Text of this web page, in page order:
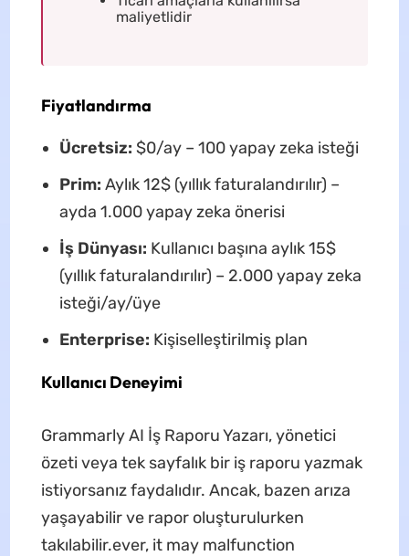
maliyetlidir
Fiyatlandırma
Ücretsiz: $0/ay – 100 yapay zeka isteği
Prim: Aylık 12$ (yıllık faturalandırılır) –
ayda 1.000 yapay zeka önerisi
İş Dünyası: Kullanıcı başına aylık 15$
(yıllık faturalandırılır) – 2.000 yapay zeka
isteği/ay/üye
Enterprise: Kişiselleştirilmiş plan
Kullanıcı Deneyimi
Grammarly AI İş Raporu Yazarı, yönetici
özeti veya tek sayfalık bir iş raporu yazmak
istiyorsanız faydalıdır. Ancak, bazen arıza
yaşayabilir ve rapor oluşturulurken
takılabilir.ever, it may malfunction